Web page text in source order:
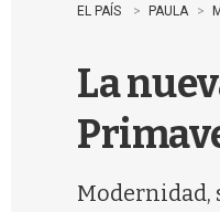
EL PAÍS PAULA
La
Modernidad,